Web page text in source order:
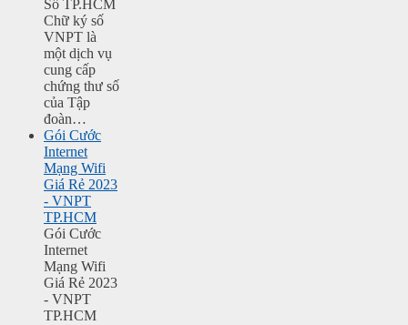
Số TP.HCM
Chữ ký số
VNPT là
một dịch vụ
cung cấp
chứng thư số
của Tập
đoàn…
Gói Cước
Internet
Mạng Wifi
Giá Rẻ 2023
- VNPT
TP.HCM
Gói Cước
Internet
Mạng Wifi
Giá Rẻ 2023
- VNPT
TP.HCM